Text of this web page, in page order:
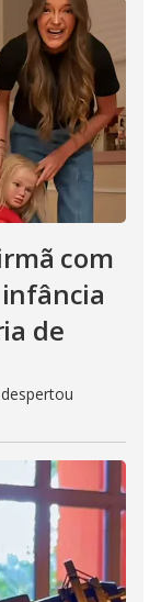
com
de